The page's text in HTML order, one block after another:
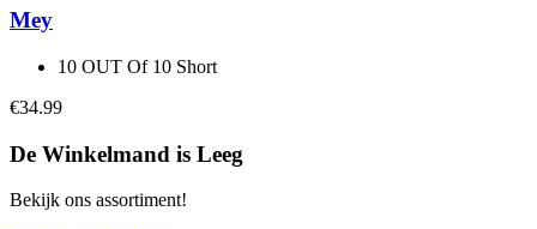
Mey
10 OUT Of 10 Short
€34.99
De Winkelmand is Leeg
Bekijk ons assortiment!